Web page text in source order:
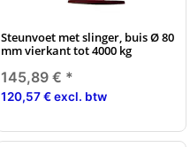
Steunvoet met slinger, buis Ø 80
mm vierkant tot 4000 kg
145,89 € *
120,57 € excl. btw